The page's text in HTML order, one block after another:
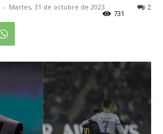
- Martes, 31 de octubre de 2023 2
731